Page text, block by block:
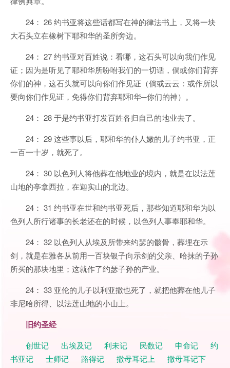
24： 26 约书亚将这些话都写在神的律法书上，又将一块
大石头立在橡树下耶和华的圣所旁边。
24： 27 约书亚对百姓说：看哪，这石头可以向我们作见
证；因为是听见了耶和华所吩咐我们的一切话，倘或你们背弃
你们的神，这石头就可以向你们作见证（倘或云云：或作所以
要向你们作见证，免得你们背弃耶和华─你们的神）。
24： 28 于是约书亚打发百姓各归自己的地业去了。
24： 29 这些事以后，耶和华的仆人嫩的儿子约书亚，正
一百一十岁，就死了。
24： 30 以色列人将他葬在他地业的境内，就是在以法莲
山地的亭拿西拉，在迦实山的北边。
24： 31 约书亚在世和约书亚死后，那些知道耶和华为以
色列人所行诸事的长老还在的时候，以色列人事奉耶和华。
24： 32 以色列人从埃及所带来约瑟的骸骨，葬埋在示
剑，就是在雅各从前用一百块银子向示剑的父亲、哈抹的子孙
所买的那块地里；这就作了约瑟子孙的产业。
24： 33 亚伦的儿子以利亚撒也死了，就把他葬在他儿子
非尼哈所得、以法莲山地的小山上。
旧约圣经
创世记 出埃及记 利未记 民数记 申命记
约
书亚记
士师记 路得记 撒母耳记上
撒母耳记下